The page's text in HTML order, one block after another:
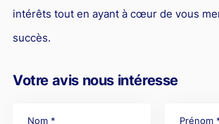
intérêts tout en ayant à cœur de vous
succès.
Votre avis nous intéresse